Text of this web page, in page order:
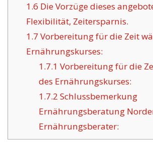
1.6 Die Vorzüge dieses
Flexibilität, Zeitersparnis.
1.7 Vorbereitung für die Zeit
Ernährungskurses:
1.7.1 Vorbereitung für die
des Ernährungskurses:
1.7.2 Schlussbemerkung
Ernährungsberatung
Ernährungsberater: